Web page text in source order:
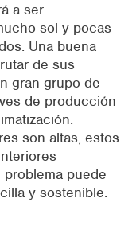
a ser
sol y pocas
Una buena
de sus
gran grupo de
de producción
son altas, estos
problema puede
y sostenible.